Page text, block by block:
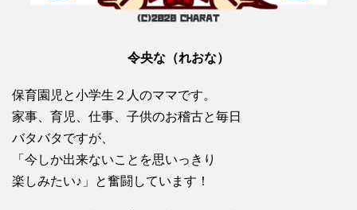
令央な（れおな）
保育園児と小学生２人のママです。
家事、育児、仕事、子供のお稽古と毎日
バタバタですが、
「今しか出来ないことを思いっきり
楽しみたい♪」と奮闘しています！